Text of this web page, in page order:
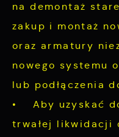
na demontaż
zakup i montaż
oraz armatury
nowego systemu
lub podłączenia
• Aby uzyskać
trwałej likwidacji